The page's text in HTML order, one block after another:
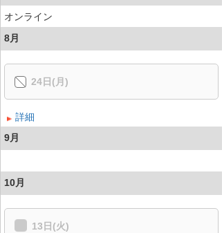
オンライン
8月
24日(月)
詳細
9月
10月
13日(火)